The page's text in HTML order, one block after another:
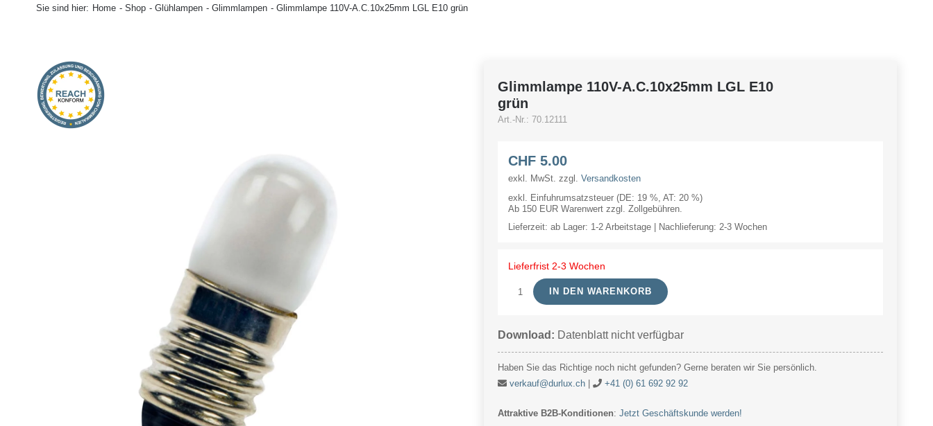
Sie sind hier: Home Shop Glühlampen Glimmlampen Glimmlampe 110V-A.C.10x25mm LGL E10 grün
Glimmlampe 110V-A.C.10x25mm LGL E10
grün
Art.-Nr.: 70.12111
CHF5.00
exkl. MwSt. zzgl. Versandkosten
exkl. Einfuhrumsatzsteuer (DE: 19 %, AT: 20 %)
Ab 150 EUR Warenwert zzgl. Zollgebühren.
Lieferzeit: ab Lager: 1-2 Arbeitstage | Nachlieferung: 2-3 Wochen
Lieferfrist 2-3 Wochen
Glimmlampe
A.C.10x25mm
E10
Menge
IN DEN WARENKORB
Download: Datenblatt nicht verfügbar
Haben Sie das Richtige noch nicht gefunden? Gerne beraten wir Sie persönlich.
verkauf@durlux.ch| +41 (0) 61 692 92 92
Attraktive B2B-Konditionen: Jetzt Geschäftskunde werden!